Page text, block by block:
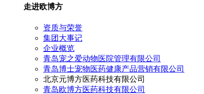
走进欧博方
资质与荣誉
集团大事记
企业概览
青岛宠之爱动物医院管理有限公司
青岛博士宠物医药健康产品营销有限公司
北京元博方医药科技有限公司
青岛欧博方医药科技有限公司